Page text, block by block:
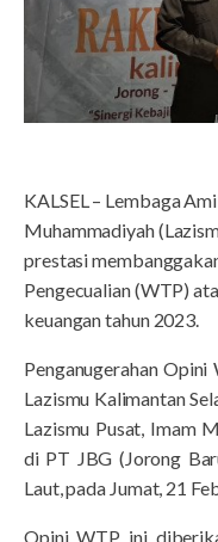
KALSEL – Lembaga
Muhammadiyah
prestasi
Pengecualian (WTP)
keuangan tahun 2023.
Penganugerahan
Lazismu Kalimantan
Lazismu Pusat, Imam
di PT JBG (Jorong
Laut, pada Jumat, 21
Opini WTP ini